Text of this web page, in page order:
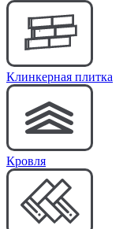
Клинкерная плитка
Кровля